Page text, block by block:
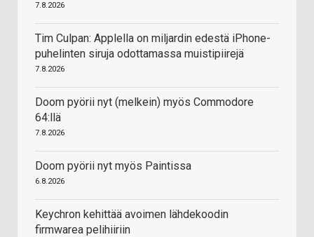
7.8.2026
Tim Culpan: Applella on miljardin edestä iPhone-
puhelinten siruja odottamassa muistipiirejä
7.8.2026
Doom pyörii nyt (melkein) myös Commodore
64:llä
7.8.2026
Doom pyörii nyt myös Paintissa
6.8.2026
Keychron kehittää avoimen lähdekoodin
firmwarea pelihiiriin